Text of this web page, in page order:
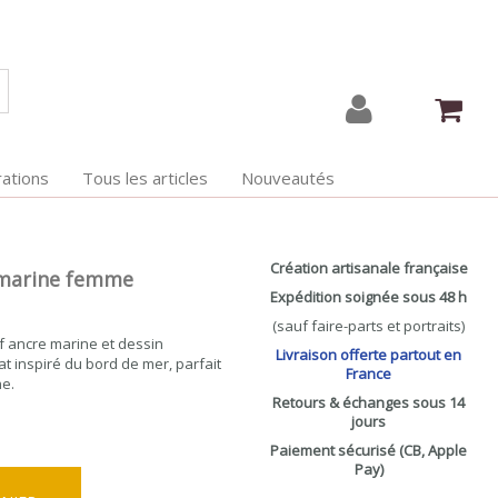
Tous les articles Nouveautés
femme
ancre marine et dessin
inspiré du bord de mer, parfait
Création artisanale française
Expédition soignée sous 48 h
(sauf faire-parts et portraits)
Livraison offerte partout en
France
Retours & échanges sous 14
jours
Paiement sécurisé (CB, Apple
Pay)